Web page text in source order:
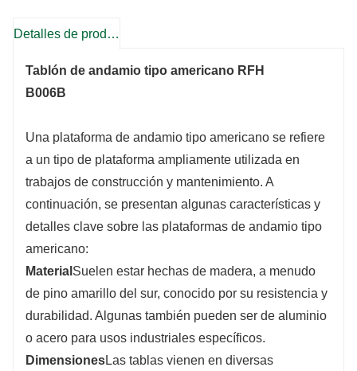
Detalles de producto
Tablón de andamio tipo americano RFH
B006B
Una plataforma de andamio tipo americano se refiere
a un tipo de plataforma ampliamente utilizada en
trabajos de construcción y mantenimiento. A
continuación, se presentan algunas características y
detalles clave sobre las plataformas de andamio tipo
americano:
Material Suelen estar hechas de madera, a menudo
de pino amarillo del sur, conocido por su resistencia y
durabilidad. Algunas también pueden ser de aluminio
o acero para usos industriales específicos.
DimensionesLas tablas vienen en diversas